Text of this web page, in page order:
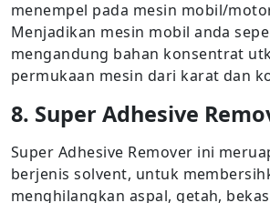
menempel pada mesin mobil/
Menjadikan mesin mobil anda
mengandung bahan konsentrat
permukaan mesin dari karat dan
8. Super Adhesive
Super Adhesive Remover ini
berjenis solvent, untuk
menghilangkan aspal, getah,